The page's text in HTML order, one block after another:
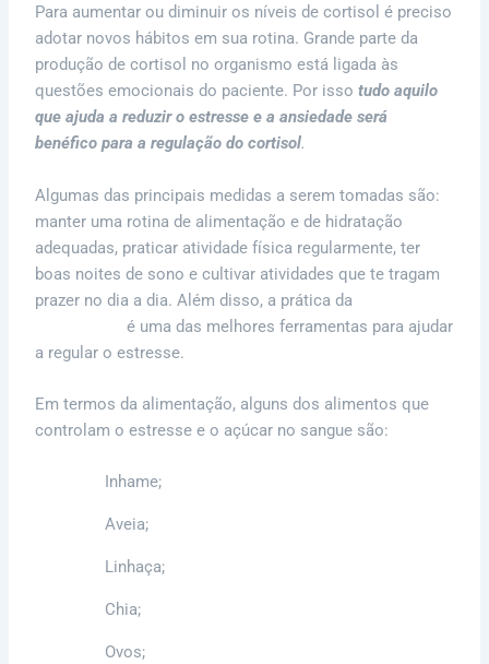
Para aumentar ou diminuir os níveis de cortisol é preciso
adotar novos hábitos em sua rotina. Grande parte da
produção de cortisol no organismo está ligada às
questões emocionais do paciente. Por issotudo aquilo
que ajuda a reduzir o estresse e a ansiedade será
benéfico para a regulação do cortisol.
Algumas das principais medidas a serem tomadas são:
manter uma rotina de alimentação e de hidratação
adequadas, praticar atividade física regularmente, ter
boas noites de sono e cultivar atividadesque te tragam
prazer no dia a dia. Além disso, a prática da
é uma das melhores ferramentas para ajudar
a regular o estresse.
Em termos da alimentação, alguns dos alimentos que
controlam o estresse e o açúcar no sangue são:
Inhame;
Aveia;
Linhaça;
Chia;
Ovos;